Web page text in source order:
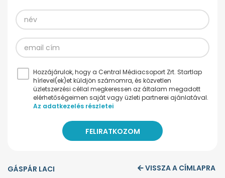
Hozzájárulok, hogy a Central Médiacsoport Zrt. Startlap
hírlevel(ek)et küldjön számomra, és közvetlen
üzletszerzési céllal megkeressen az általam megadott
elérhetőségeimen saját vagy üzleti partnerei ajánlatával.
Az adatkezelés részletei
GÁSPÁR LACI VISSZA A CÍMLAPRA